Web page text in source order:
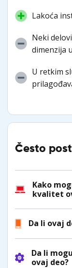
Lakoća
Neki
dimenzija
U retkim
Često
Kako
kvalitet
Da li ovaj
Da li
ovaj deo?